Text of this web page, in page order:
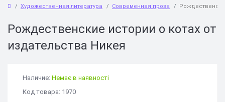
Художественная литература Современная проза
Рождественские истории о котах от
издательства Никея
Наличие: Немає в наявності
Код товара: 1970